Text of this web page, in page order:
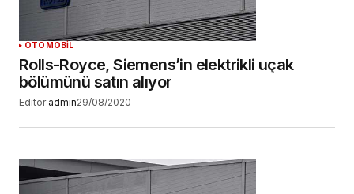
OTOMOBİL
Rolls-Royce, Siemens’in elektrikli uçak
bölümünü satın alıyor
Editör admin29/08/2020